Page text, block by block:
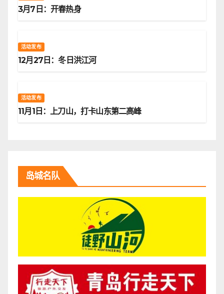
3月7日：开春热身
活动发布
12月27日：冬日洪江河
活动发布
11月1日：上刀山，打卡山东第二高峰
岛城名队